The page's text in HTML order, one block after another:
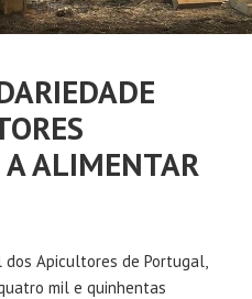
A ALIMENTAR
dos Apicultores de Portugal,
mil e quinhentas